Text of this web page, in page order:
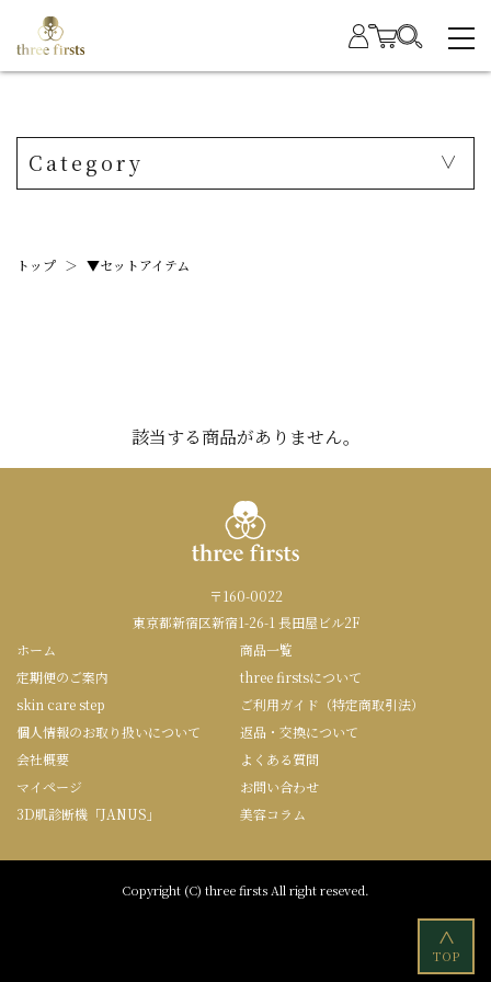
Category
トップ ＞ ▼セットアイテム
該当する商品がありません。
〒160-0022
東京都新宿区新宿1-26-1 長田屋ビル2F
ホーム
商品一覧
定期便のご案内
three firstsについて
skin care step
ご利用ガイド（特定商取引法）
個人情報のお取り扱いについて
返品・交換について
会社概要
よくある質問
マイページ
お問い合わせ
3D肌診断機「JANUS」
美容コラム
Copyright (C) three firsts All right reseved.
<
TOP